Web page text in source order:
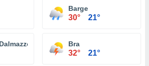
Barge
30° 21°
Bra
32° 21°